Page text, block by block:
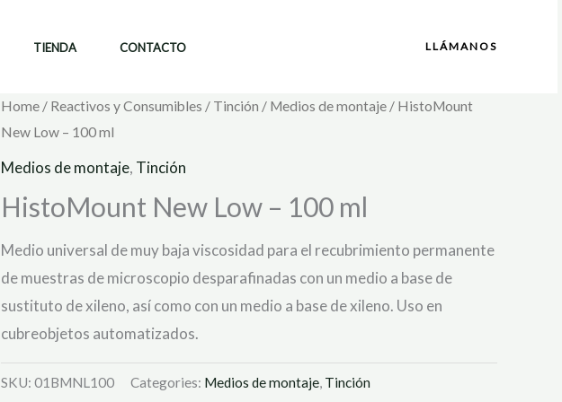
TIENDA CONTACTO LLÁMANOS
Home / Reactivos y Consumibles / Tinción / Medios de montaje / HistoMount
New Low – 100 ml
Medios de montaje, Tinción
HistoMount New Low – 100 ml
Medio universal de muy baja viscosidad para el recubrimiento permanente
de muestras de microscopio desparafinadas con un medio a base de
sustituto de xileno, así como con un medio a base de xileno. Uso en
cubreobjetos automatizados.
SKU: 01BMNL100 Categories: Medios de montaje, Tinción